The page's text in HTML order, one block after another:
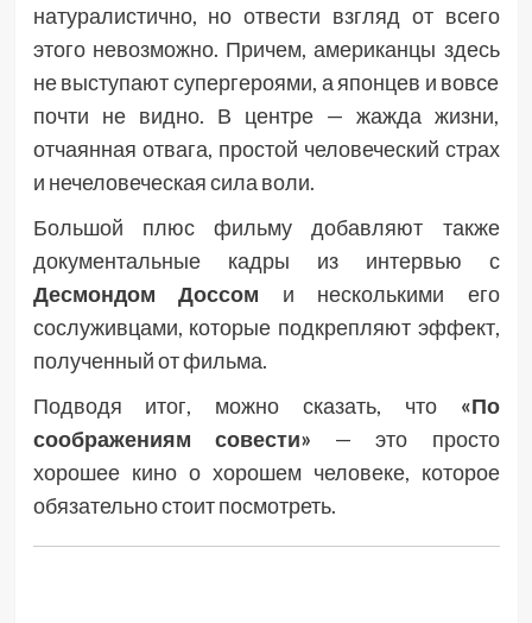
натуралистично, но отвести взгляд от всего
этого невозможно. Причем, американцы здесь
не выступают супергероями, а японцев и вовсе
почти не видно. В центре — жажда жизни,
отчаянная отвага, простой человеческий страх
и нечеловеческая сила воли.
Большой плюс фильму добавляют также
документальные кадры из интервью с
Десмондом Доссом и несколькими его
сослуживцами, которые подкрепляют эффект,
полученный от фильма.
Подводя итог, можно сказать, что «По
соображениям совести» — это просто
хорошее кино о хорошем человеке, которое
обязательно стоит посмотреть.